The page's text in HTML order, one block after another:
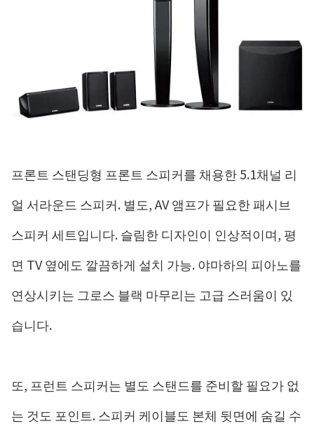
프론트 스탠딩형 프론트 스피커를 채용한 5.1채널 리
얼 서라운드 스피커. 별도, AV 앰프가 필요한 패시브
스피커 세트입니다. 슬림한 디자인이 인상적이며, 평
면 TV 옆에도 깔끔하게 설치 가능. 야마하의 피아노를
연상시키는 그로스 블랙 마무리는 고급 스러움이 있
습니다.
또, 프런트 스피커는 별도 스탠드를 준비할 필요가 없
는 것도 포인트. 스피커 케이블도 본체 뒷면에 숨길 수